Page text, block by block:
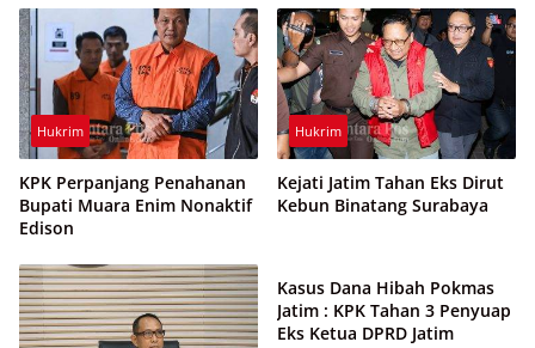
Hukrim
KPK Perpanjang Penahanan
Bupati Muara Enim Nonaktif
Edison
Hukrim
Kejati Jatim Tahan Eks Dirut
Kebun Binatang Surabaya
Kasus Dana Hibah Pokmas
Jatim : KPK Tahan 3 Penyuap
Eks Ketua DPRD Jatim